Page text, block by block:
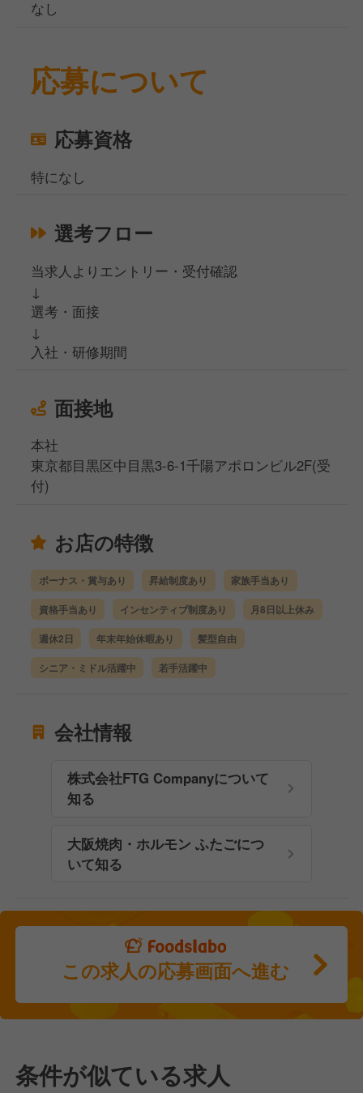
なし
応募について
応募資格
特になし
選考フロー
当求人よりエントリー・受付確認
↓
選考・面接
↓
入社・研修期間
面接地
本社
東京都目黒区中目黒3-6-1千陽アポロンビル2F(受
付)
お店の特徴
ボーナス・賞与あり 昇給制度あり 家族手当あり
資格手当あり インセンティブ制度あり 月8日以上休み
週休2日 年末年始休暇あり 髪型自由
シニア・ミドル活躍中 若手活躍中
会社情報
株式会社FTG Companyについて
知る
大阪焼肉・ホルモン ふたごにつ
いて知る
この求人の応募画面へ進む
条件が似ている求人